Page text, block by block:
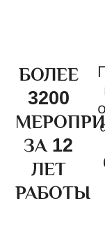
БОЛЕЕ
3200
ЗА 12
ЛЕТ
РАБОТЫ